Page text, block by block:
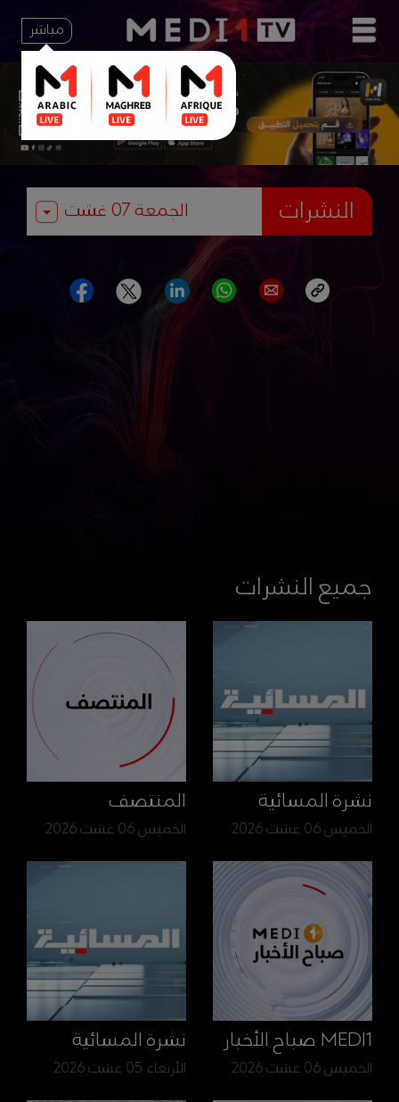
مباشر
النشرات
جميع النشرات
نشرة المسائية
الخميس 06 غشت 2026
المنتصف
الخميس 06 غشت 2026
MEDI1 صباح الأخبار
الخميس 06 غشت 2026
نشرة المسائية
الأربعاء 05 غشت 2026